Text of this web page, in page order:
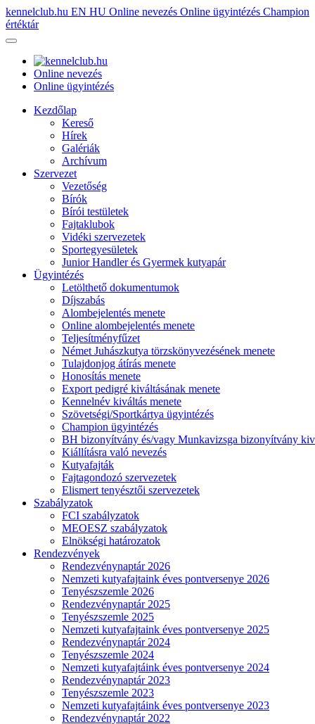
kennelclub.hu EN HU Online nevezés Online ügyintézés Champion
értéktár
Online nevezés
Online ügyintézés
Kezdőlap
Kereső
Hírek
Galériák
Archívum
Szervezet
Vezetőség
Bírók
Bírói testületek
Fajtaklubok
Vidéki szervezetek
Sportegyesületek
Junior Handler és Gyermek kutyapár
Ügyintézés
Letölthető dokumentumok
Díjszabás
Alombejelentés menete
Online alombejelentés menete
Teljesítményfűzet
Német Juhászkutya törzskönyvezésének menete
Tulajdonjog átírás menete
Honosítás menete
Export pedigré kiváltásának menete
Kennelnév kiváltás menete
Szövetségi/Sportkártya ügyintézés
Champion ügyintézés
BH bizonyítvány és/vagy Munkavizsga bizonyítvány
Kiállításra való nevezés
Kutyafajták
Fajtagondozó szervezetek
Elismert tenyésztői szervezetek
Szabályzatok
FCI szabályzatok
MEOESZ szabályzatok
Elnökségi határozatok
Rendezvények
Rendezvénynaptár 2026
Nemzeti kutyafajtaink éves pontversenye 2026
Tenyészszemle 2026
Rendezvénynaptár 2025
Tenyészszemle 2025
Nemzeti kutyafajtaink éves pontversenye 2025
Rendezvénynaptár 2024
Tenyészszemle 2024
Nemzeti kutyafajtáink éves pontversenye 2024
Rendezvénynaptár 2023
Tenyészszemle 2023
Nemzeti kutyafajtáink éves pontversenye 2023
Rendezvénynaptár 2022